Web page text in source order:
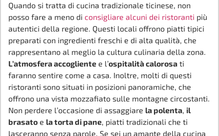
Quando si tratta di cucina tradizionale ticinese, non
posso fare a meno di consigliare alcuni dei ristoranti più
autentici della regione. Questi locali offrono piatti tipici
preparati con ingredienti freschi e di alta qualità, che
rappresentano al meglio la cultura culinaria della zona.
L’atmosfera accogliente e l’ospitalità calorosa ti
faranno sentire come a casa. Inoltre, molti di questi
ristoranti sono situati in posizioni panoramiche, che
offrono una vista mozzafiato sulle montagne circostanti.
Non perdere l’occasione di assaggiare la polenta, il
brasato e la torta di pane, piatti tradizionali che ti
lasceranno senza parole. Se sei un amante della cucina